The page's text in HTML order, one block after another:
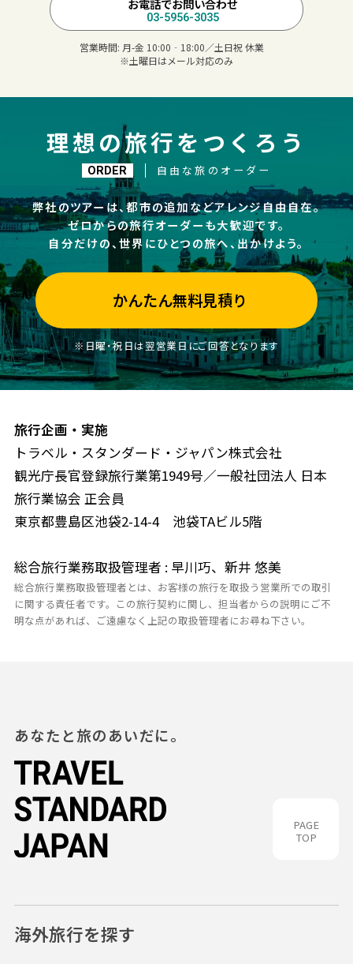
お電話でお問い合わせ
03-5956-3035
営業時間: 月-金 10:00‐18:00／土日祝 休業
※土曜日はメール対応のみ
理想の旅行をつくろう
ORDER 自由な旅のオーダー
弊社のツアーは、都市の追加などアレンジ自由自在。
ゼロからの旅行オーダーも大歓迎です。
自分だけの、世界にひとつの旅へ、出かけよう。
かんたん無料見積り
※日曜・祝日は翌営業日にご回答となります
旅行企画・実施
トラベル・スタンダード・ジャパン株式会社
観光庁長官登録旅行業第1949号／一般社団法人 日本
旅行業協会 正会員
東京都豊島区池袋2-14-4 池袋TAビル5階
総合旅行業務取扱管理者 : 早川巧、新井 悠美
総合旅行業務取扱管理者とは、お客様の旅行を取扱う営業所での取引
に関する責任者です。この旅行契約に関し、担当者からの説明にご不
明な点があれば、ご遠慮なく上記の取扱管理者にお尋ね下さい。
PAGE
TOP
あなたと旅のあいだに。
海外旅行を探す